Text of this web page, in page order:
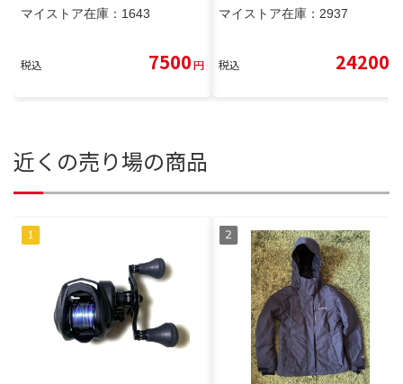
マイストア在庫： 1643
税込 7500円
マイストア在庫： 2937
税込 24200
近くの売り場の商品